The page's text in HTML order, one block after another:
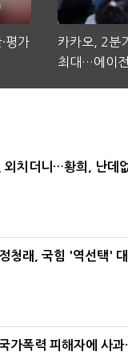
평가
카카오, 2분
최대…에이
외치더니…황희, 난데
청래, 국힘 '역선택'
가폭력 피해자에 사